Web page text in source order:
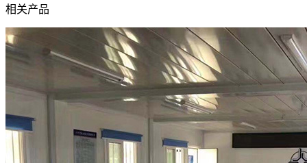
相关产品